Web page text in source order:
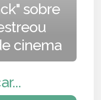
sobre
cinema